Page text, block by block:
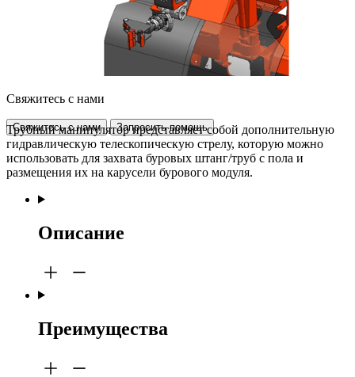
Свяжитесь с нами
Свяжитесь с нами Запросить помощь
Трубный манипулятор представляет собой дополнительную
гидравлическую телескопическую стрелу, которую можно
использовать для захвата буровых штанг/труб с пола и
размещения их на карусели бурового модуля.
Описание
Преимущества